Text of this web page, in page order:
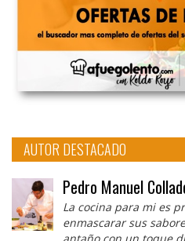
AUTOR DESTACADO
Pedro Manuel
La cocina para mi es
enmascarar sus